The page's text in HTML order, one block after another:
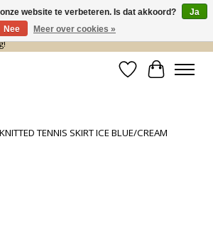
eraan… en wij maken ruimte! Shop nu de zomer
Verlanglijst
TENNIS SKIRT ICE BLUE/CREAM
website te verbeteren. Is dat akkoord?
Ja
Nee
Meer over cookies »